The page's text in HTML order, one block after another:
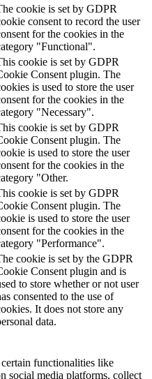
cookie is set by GDPR
consent to record the user
for the cookies in the
"Functional".
cookie is set by GDPR
Consent plugin. The
is used to store the user
for the cookies in the
"Necessary".
cookie is set by GDPR
Consent plugin. The
is used to store the user
for the cookies in the
"Other.
cookie is set by GDPR
Consent plugin. The
is used to store the user
for the cookies in the
"Performance".
cookie is set by the GDPR
Consent plugin and is
to store whether or not user
consented to the use of
It does not store any
data.
functionalities like
social media platforms, collect